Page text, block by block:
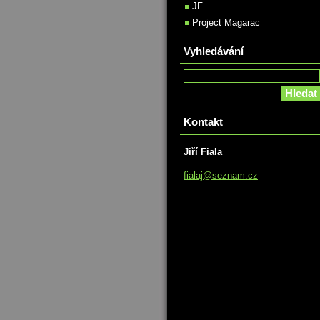
JF
Project Magarac
Vyhledávání
Kontakt
Jiří Fiala
fialaj@seznam.cz